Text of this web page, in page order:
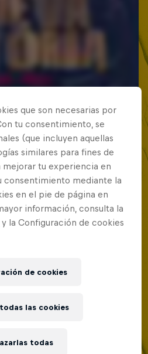
Nueva Historia:
MC BATTLE
que son necesarias por
tu consentimiento, se
(que incluyen aquellas
similares para fines de
tu experiencia en
consentimiento mediante la
en el pie de página en
información, consulta la
y la Configuración de cookies
de cookies
todas
las cookies